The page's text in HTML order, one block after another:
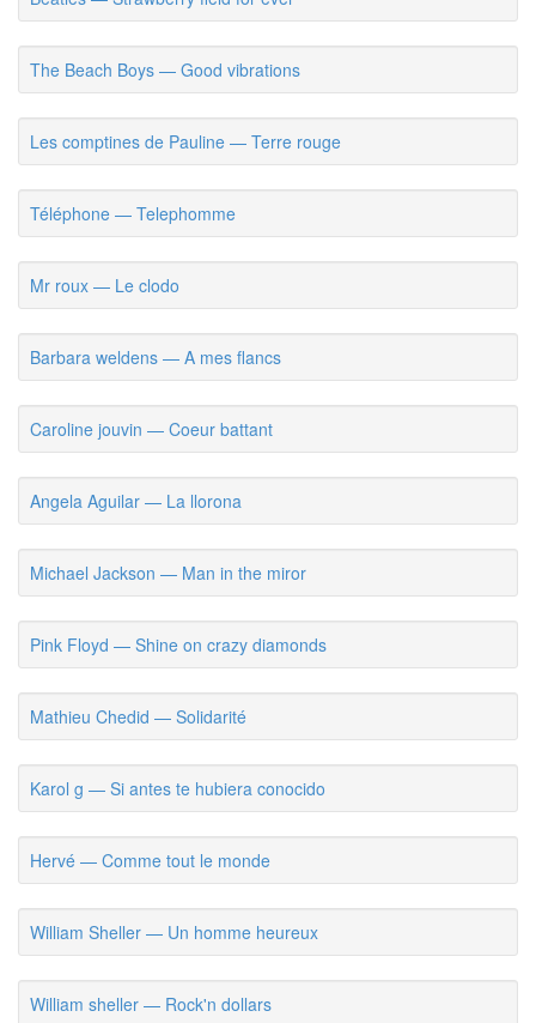
The Beach Boys — Good vibrations
Les comptines de Pauline — Terre rouge
Téléphone — Telephomme
Mr roux — Le clodo
Barbara weldens — A mes flancs
Caroline jouvin — Coeur battant
Angela Aguilar — La llorona
Michael Jackson — Man in the miror
Pink Floyd — Shine on crazy diamonds
Mathieu Chedid — Solidarité
Karol g — Si antes te hubiera conocido
Hervé — Comme tout le monde
William Sheller — Un homme heureux
William sheller — Rock'n dollars